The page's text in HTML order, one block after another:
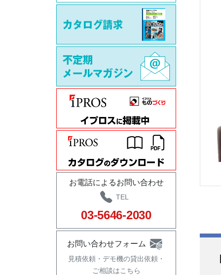
お電話によるお問い合わせ
TEL
03-5646-2030
お問い合わせフォーム
見積依頼・ デモ機の貸出依頼・
ご相談はこちら